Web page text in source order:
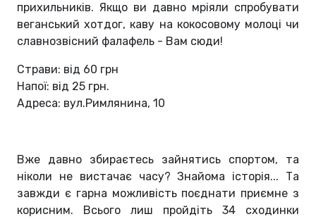
прихильників. Якщо ви давно мріяли спробувати
веганський хотдог, каву на кокосовому молоці чи
славнозвісний фалафель - Вам сюди!
Страви: від 60 грн
Напої: від 25 грн.
Адреса: вул.Римлянина, 10
Вже давно збираєтесь зайнятись спортом, та
ніколи не вистачає часу? Знайома історія... Та
завжди є гарна можливість поєднати приємне з
корисним. Всього лиш пройдіть 34 сходинки